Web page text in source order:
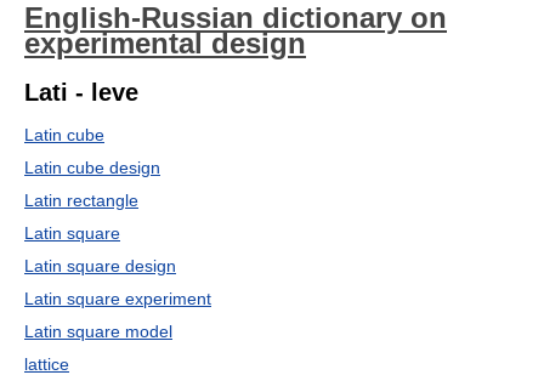
English-Russian dictionary on
experimental design
Lati - leve
Latin cube
Latin cube design
Latin rectangle
Latin square
Latin square design
Latin square experiment
Latin square model
lattice